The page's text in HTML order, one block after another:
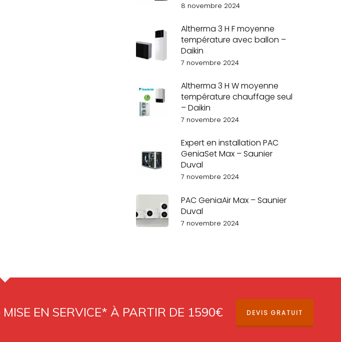
8 novembre 2024
Altherma 3 H F moyenne
température avec ballon –
Daikin
7 novembre 2024
Altherma 3 H W moyenne
température chauffage seul
– Daikin
7 novembre 2024
Expert en installation PAC
GeniaSet Max – Saunier
Duval
7 novembre 2024
PAC GeniaAir Max – Saunier
Duval
7 novembre 2024
EN SERVICE* À PARTIR DE 1590€ DEVIS GRATUIT